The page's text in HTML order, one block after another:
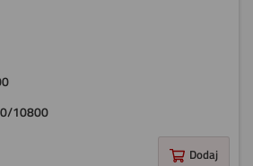
10800
Dodaj